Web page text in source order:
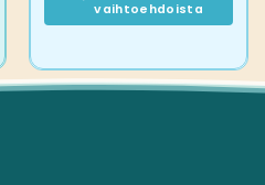
vaihtoehdoista
on